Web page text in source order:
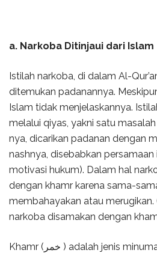
a. Narkoba Ditinjaui dari Islam
Istilah narkoba, di dalam Al-
ditemukan padanannya.
Islam tidak menjelaskannya.
melalui qiyas, yakni satu
nya, dicarikan padanan dengan
nashnya, disebabkan
motivasi hukum). Dalam hal
dengan khamr karena sama-
membahayakan atau merugikan.
narkoba disamakan dengan
Khamr (خمر ) adalah jenis minuman dan makanan yang